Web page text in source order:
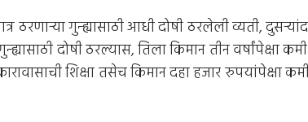
ठरणार्‍या गुन्ह्यासाठी आधी दोषी ठरलेली व्यती,
दोषी ठरल्यास, तिला किमान तीन वर्षांपेक्षा
शिक्षा तसेच किमान दहा हजार रुपयांपेक्षा